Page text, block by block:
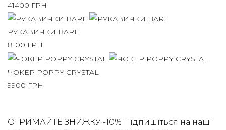
41400 ГРН
РУКАВИЧКИ BARE
8100 ГРН
ЧОКЕР POPPY CRYSTAL
9900 ГРН
ОТРИМАЙТЕ ЗНИЖКУ -10% Підпишіться на наші